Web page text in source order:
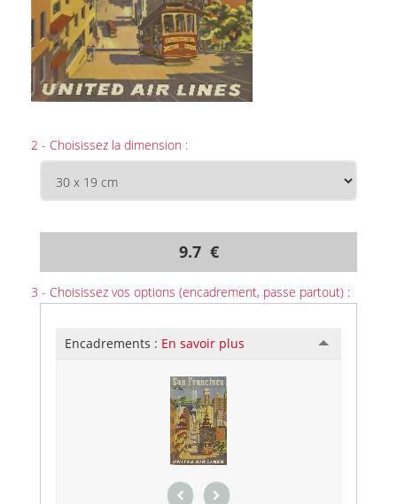
2 - Choisissez la dimension :
9.7 €
3 - Choisissez vos options (encadrement, passe partout) :
Encadrements : En savoir plus